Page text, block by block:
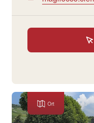
Ort